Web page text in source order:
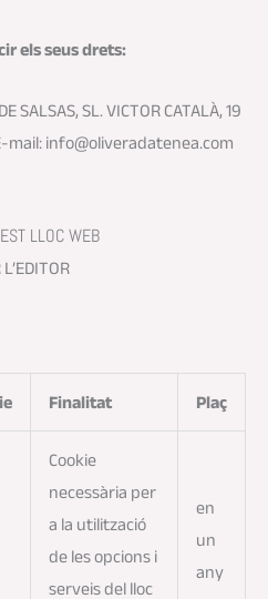
els seus drets:
SALSAS, SL. VICTOR CATALÀ, 19
mail: info@oliveradatenea.com
LLOC WEB
Finalitat Plaç
Cookie
necessària per
a la utilització
de les opcions i
serveis del lloc
en
un
any